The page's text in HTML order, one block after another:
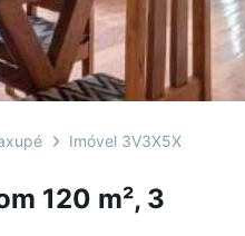
Imóvel 3V3X5X
120 m², 3